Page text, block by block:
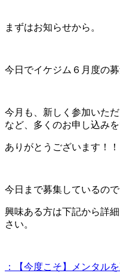
まずはお知らせから。
今日でイケジム６月度の募
今月も、新しく参加いた
など、多くのお申し込みを
ありがとうございます！！
今日まで募集しているので
興味ある方は下記から詳
さい。
：【今度こそ】メンタル